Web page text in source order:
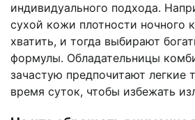
индивидуального подхода.
сухой кожи плотности ночного
хватить, и тогда выбирают
формулы. Обладательницы
зачастую предпочитают легкие
время суток, чтобы избежать